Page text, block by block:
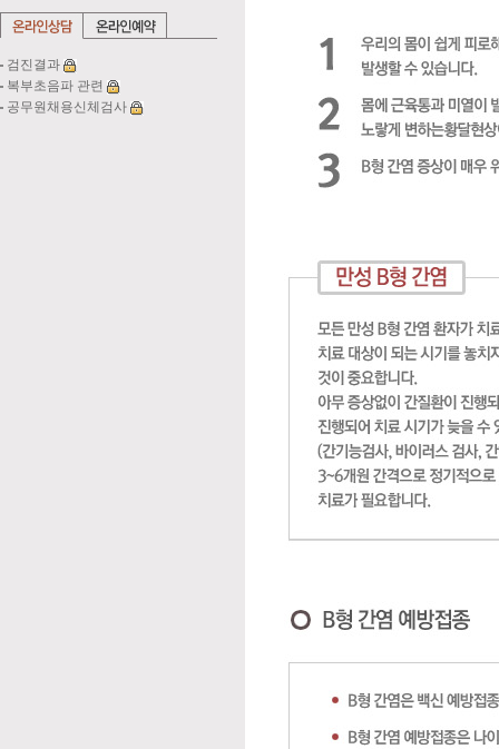
검진결과
복부초음파 관련
공무원채용신체검사